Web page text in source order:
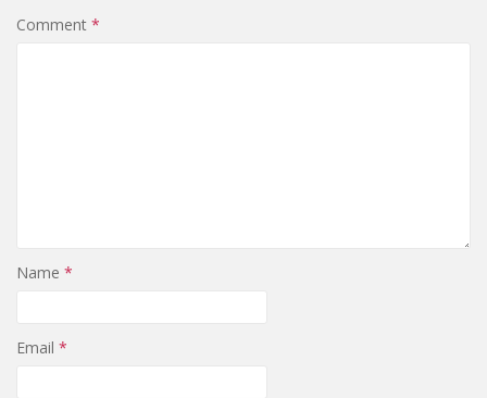
Comment *
Name *
Email *